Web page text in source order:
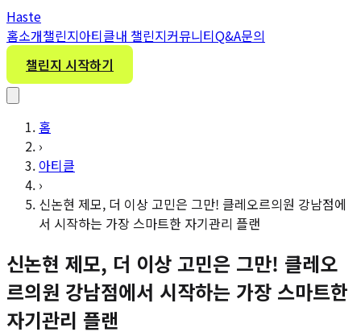
Haste
홈소개챌린지아티클내 챌린지커뮤니티Q&A문의
챌린지 시작하기
홈
›
아티클
›
신논현 제모, 더 이상 고민은 그만! 클레오르의원 강남점에
서 시작하는 가장 스마트한 자기관리 플랜
신논현 제모, 더 이상 고민은 그만! 클레오
르의원 강남점에서 시작하는 가장 스마트한
자기관리 플랜